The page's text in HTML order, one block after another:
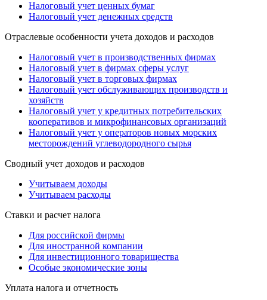
Налоговый учет ценных бумаг
Налоговый учет денежных средств
Отраслевые особенности учета доходов и расходов
Налоговый учет в производственных фирмах
Налоговый учет в фирмах сферы услуг
Налоговый учет в торговых фирмах
Налоговый учет обслуживающих производств и
хозяйств
Налоговый учет у кредитных потребительских
кооперативов и микрофинансовых организаций
Налоговый учет у операторов новых морских
месторождений углеводородного сырья
Сводный учет доходов и расходов
Учитываем доходы
Учитываем расходы
Ставки и расчет налога
Для российской фирмы
Для иностранной компании
Для инвестиционного товарищества
Особые экономические зоны
Уплата налога и отчетность